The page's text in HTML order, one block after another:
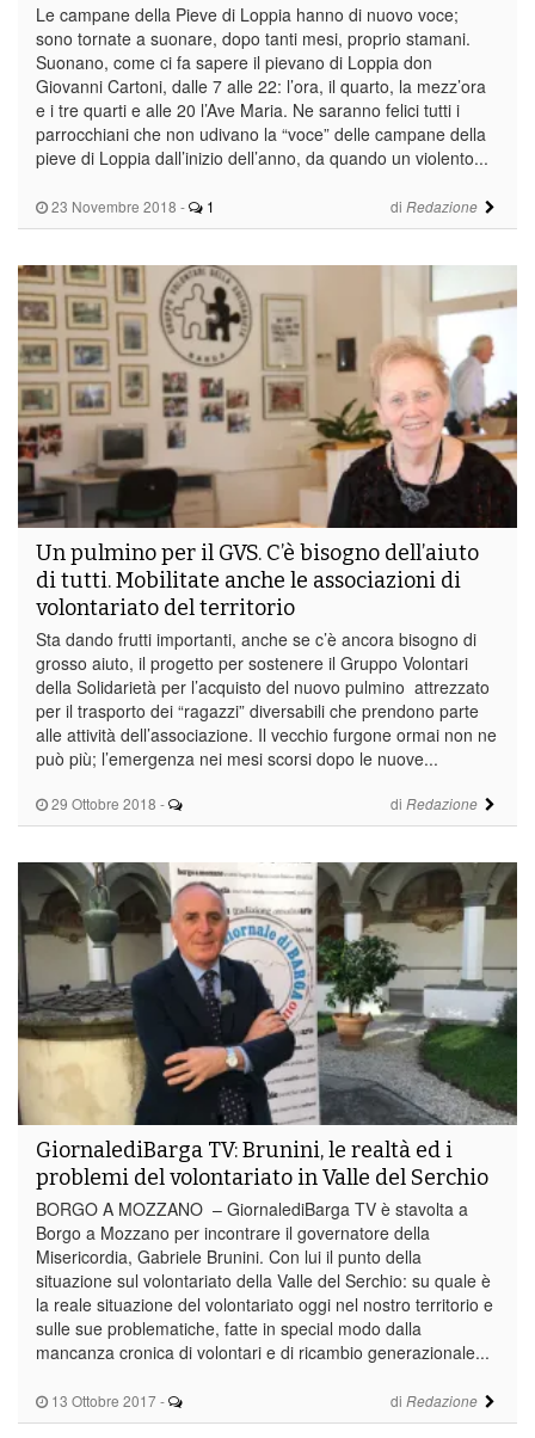
23 Novembre 2018 - 1 di Redazione
Le campane della Pieve di Loppia hanno di nuovo voce;
sono tornate a suonare, dopo tanti mesi, proprio stamani.
Suonano, come ci fa sapere il pievano di Loppia don
Giovanni Cartoni, dalle 7 alle 22: l’ora, il quarto, la mezz’ora
e i tre quarti e alle 20 l’Ave Maria. Ne saranno felici tutti i
parrocchiani che non udivano la “voce” delle campane della
pieve di Loppia dall’inizio dell’anno, da quando un violento...
29 Ottobre 2018 - di Redazione
Un pulmino per il GVS. C’è bisogno dell’aiuto
di tutti. Mobilitate anche le associazioni di
volontariato del territorio
Sta dando frutti importanti, anche se c’è ancora bisogno di
grosso aiuto, il progetto per sostenere il Gruppo Volontari
della Solidarietà per l’acquisto del nuovo pulmino attrezzato
per il trasporto dei “ragazzi” diversabili che prendono parte
alle attività dell’associazione. Il vecchio furgone ormai non ne
può più; l’emergenza nei mesi scorsi dopo le nuove...
13 Ottobre 2017 - di Redazione
GiornalediBarga TV: Brunini, le realtà ed i
problemi del volontariato in Valle del Serchio
BORGO A MOZZANO – GiornalediBarga TV è stavolta a
Borgo a Mozzano per incontrare il governatore della
Misericordia, Gabriele Brunini. Con lui il punto della
situazione sul volontariato della Valle del Serchio: su quale è
la reale situazione del volontariato oggi nel nostro territorio e
sulle sue problematiche, fatte in special modo dalla
mancanza cronica di volontari e di ricambio generazionale...